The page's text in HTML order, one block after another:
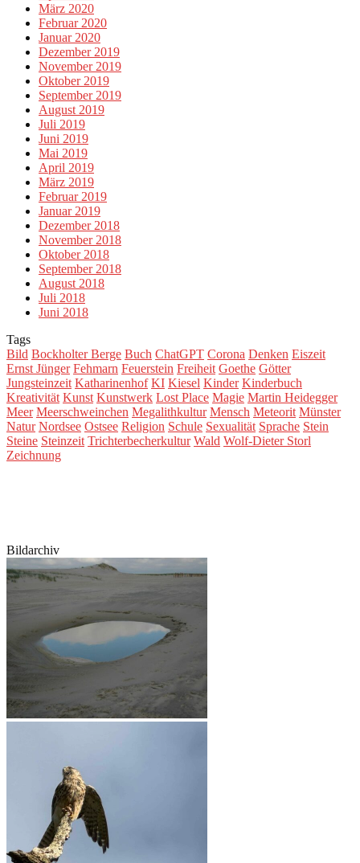
März 2020
Februar 2020
Januar 2020
Dezember 2019
November 2019
Oktober 2019
September 2019
August 2019
Juli 2019
Juni 2019
Mai 2019
April 2019
März 2019
Februar 2019
Januar 2019
Dezember 2018
November 2018
Oktober 2018
September 2018
August 2018
Juli 2018
Juni 2018
Tags
Bild Bockholter Berge Buch ChatGPT Corona Denken Eiszeit
Ernst Jünger Fehmarn Feuerstein Freiheit Goethe Götter
Jungsteinzeit Katharinenhof KI Kiesel Kinder Kinderbuch
Kreativität Kunst Kunstwerk Lost Place Magie Martin Heidegger
Meer Meerschweinchen Megalithkultur Mensch Meteorit Münster
Natur Nordsee Ostsee Religion Schule Sexualität Sprache Stein
Steine Steinzeit Trichterbecherkultur Wald Wolf-Dieter Storl
Zeichnung
Bildarchiv